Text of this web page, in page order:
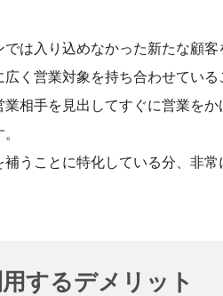
は入り込めなかった新たな顧客
く営業対象を持ち合わせている
相手を見出してすぐに営業を
うことに特化している分、非常
するデメリット